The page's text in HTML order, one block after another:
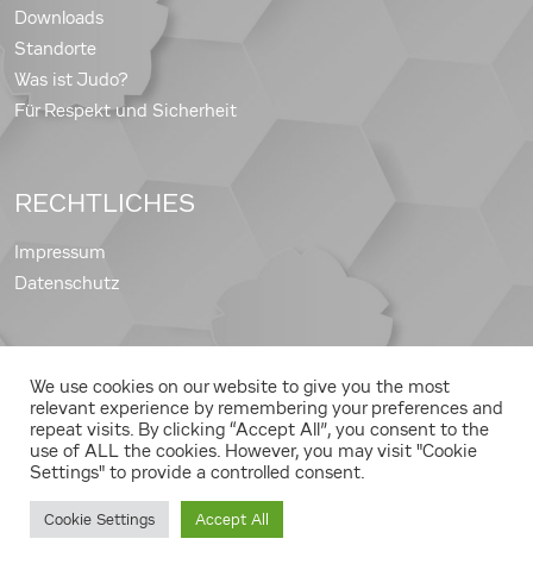
We use cookies on our website to give you the most
relevant experience by remembering your preferences and
repeat visits. By clicking “Accept All”, you consent to the
use of ALL the cookies. However, you may visit "Cookie
Settings" to provide a controlled consent.
Cookie Settings Accept All
Downloads
Standorte
Was ist Judo?
Für Respekt und Sicherheit
RECHTLICHES
Impressum
Datenschutz
Copyright © 2026 Judo Landesverband Steiermark